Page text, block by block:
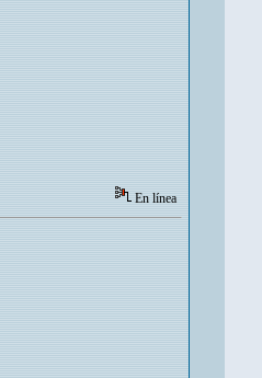
En línea